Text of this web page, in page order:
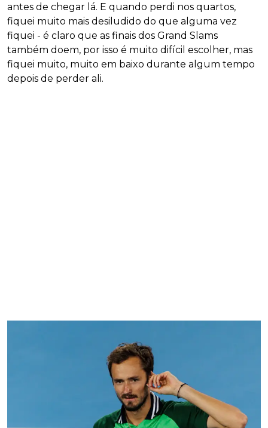
antes de chegar lá. E quando perdi nos quartos,
fiquei muito mais desiludido do que alguma vez
fiquei - é claro que as finais dos Grand Slams
também doem, por isso é muito difícil escolher, mas
fiquei muito, muito em baixo durante algum tempo
depois de perder ali.